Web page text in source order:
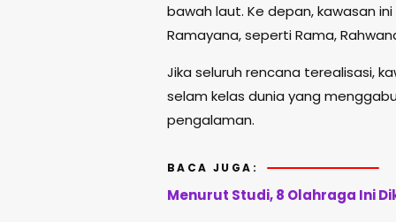
bawah laut. Ke depan, kawasan
Ramayana, seperti Rama,
Jika seluruh rencana terealisasi,
selam kelas dunia yang
pengalaman.
BACA JUGA:
Menurut Studi, 8 Olahraga Ini